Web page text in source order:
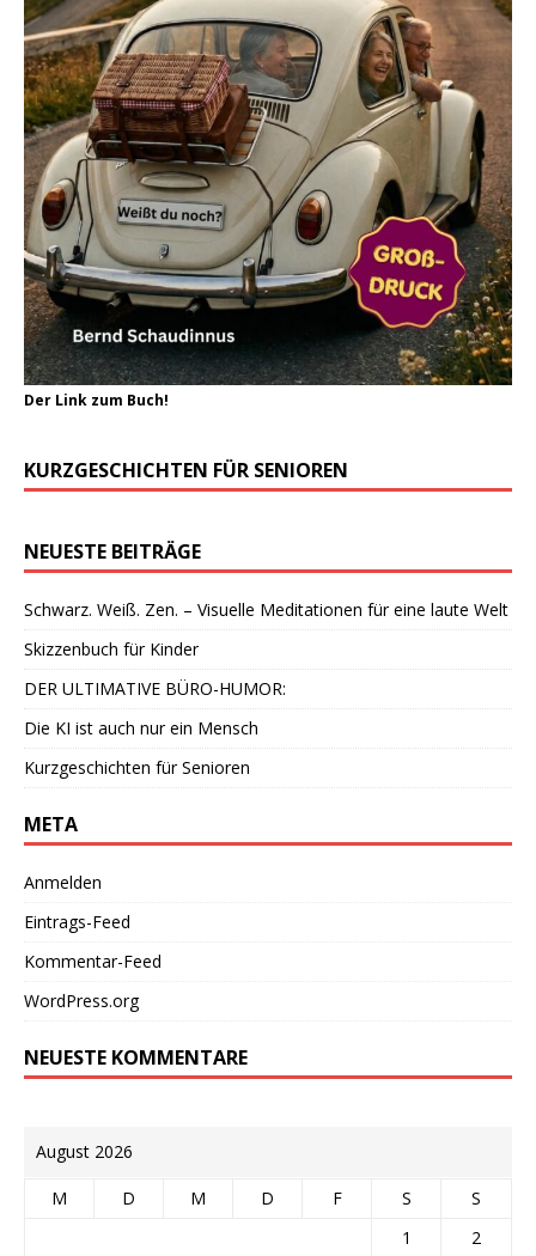
Der Link zum Buch!
KURZGESCHICHTEN FÜR SENIOREN
NEUESTE BEITRÄGE
Schwarz. Weiß. Zen. – Visuelle Meditationen für eine laute Welt
Skizzenbuch für Kinder
DER ULTIMATIVE BÜRO-HUMOR:
Die KI ist auch nur ein Mensch
Kurzgeschichten für Senioren
META
Anmelden
Eintrags-Feed
Kommentar-Feed
WordPress.org
NEUESTE KOMMENTARE
August 2026
M D M D F S
S
1
2